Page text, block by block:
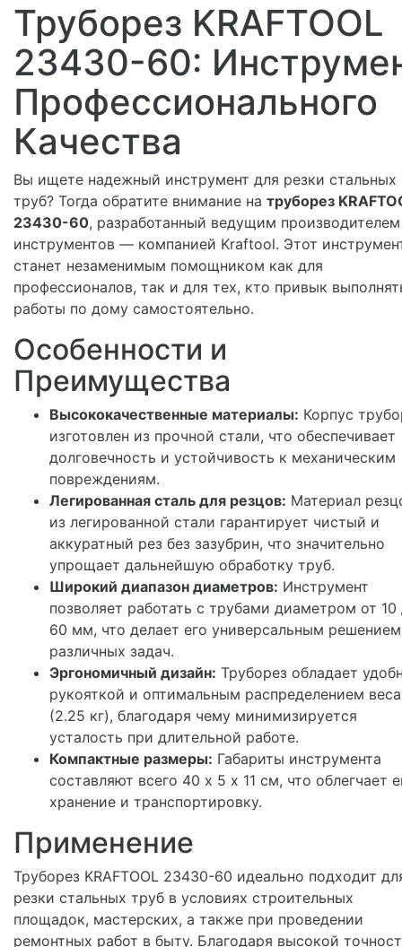
Труборез KRAFTOOL
23430-60:
Профессионального
Качества
Вы ищете надежный инструмент для резки стальных
труб? Тогда обратите внимание на труборез
23430-60, разработанный ведущим производителем
инструментов — компанией Kraftool. Этот
станет незаменимым помощником как для
профессионалов, так и для тех, кто привык
работы по дому самостоятельно.
Особенности и
Преимущества
Высококачественные материалы: Корпус
изготовлен из прочной стали, что обеспечивает
долговечность и устойчивость к механическим
повреждениям.
Легированная сталь для резцов: Материал
из легированной стали гарантирует чистый и
аккуратный рез без зазубрин, что значительно
упрощает дальнейшую обработку труб.
Широкий диапазон диаметров: Инструмент
позволяет работать с трубами диаметром от 10
60 мм, что делает его универсальным
различных задач.
Эргономичный дизайн: Труборез обладает
рукояткой и оптимальным распределением веса
(2.25 кг), благодаря чему минимизируется
усталость при длительной работе.
Компактные размеры: Габариты инструмента
составляют всего 40 х 5 х 11 см, что облегчает
хранение и транспортировку.
Применение
Труборез KRAFTOOL 23430-60 идеально подходит
резки стальных труб в условиях строительных
площадок, мастерских, а также при проведении
ремонтных работ в быту. Благодаря высокой